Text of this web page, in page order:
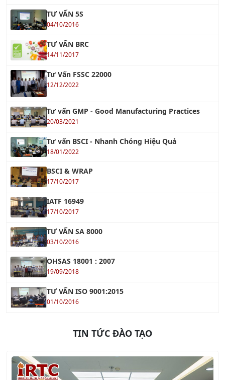
TƯ VẤN BRC
14/11/2017
Tư Vấn FSSC 22000
12/12/2022
Tư vấn GMP - Good Manufacturing Practices
Tư vấn BSCI - Nhanh Chóng Hiệu Quả
18/01/2022
BSCI & WRAP
17/10/2017
IATF 16949
17/10/2017
TƯ VẤN SA 8000
03/10/2016
OHSAS 18001 : 2007
19/09/2018
TƯ VẤN ISO 9001:2015
01/10/2016
TIN TỨC ĐÀO TẠO